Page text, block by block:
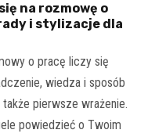
na rozmowę o
i stylizacje dla
o pracę liczy się
wiedza i sposób
także pierwsze wrażenie.
powiedzieć o Twoim